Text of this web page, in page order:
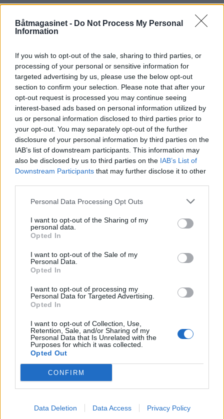
Båtmagasinet - Do Not Process My Personal
Information
If you wish to opt-out of the sale, sharing to third parties, or
processing of your personal or sensitive information for
targeted advertising by us, please use the below opt-out
section to confirm your selection. Please note that after your
opt-out request is processed you may continue seeing
interest-based ads based on personal information utilized by
us or personal information disclosed to third parties prior to
your opt-out. You may separately opt-out of the further
disclosure of your personal information by third parties on the
IAB’s list of downstream participants. This information may
also be disclosed by us to third parties on the IAB’s List of
Downstream Participants that may further disclose it to other
Personal Data Processing Opt Outs
I want to opt-out of the Sharing of my
personal data.
Opted In
I want to opt-out of the Sale of my
Personal Data.
Opted In
I want to opt-out of processing my
Personal Data for Targeted Advertising.
Opted In
I want to opt-out of Collection, Use,
Retention, Sale, and/or Sharing of my
Personal Data that Is Unrelated with the
Purposes for which it was collected.
Opted Out
CONFIRM
Data Deletion Data Access Privacy Policy
virkelig designperle. I Norge har likevel ikke
Galeon vært en stor suksesshistorie, så
mindre båter, som selges under navnet
Galia. Både Galeon og Galia importeres til
Norge avFische Marine.
Tekniske data Galeon 420 HTC
Lengde:
11,8 meter
Bredde:
CE-kategori:
Motor fra-til:
2x225 - 2x435
Mer info
www.fischemarine.com